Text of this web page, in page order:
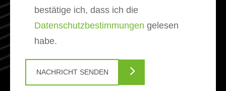
bestätige ich, dass ich die
Datenschutzbestimmungen gelesen
habe.